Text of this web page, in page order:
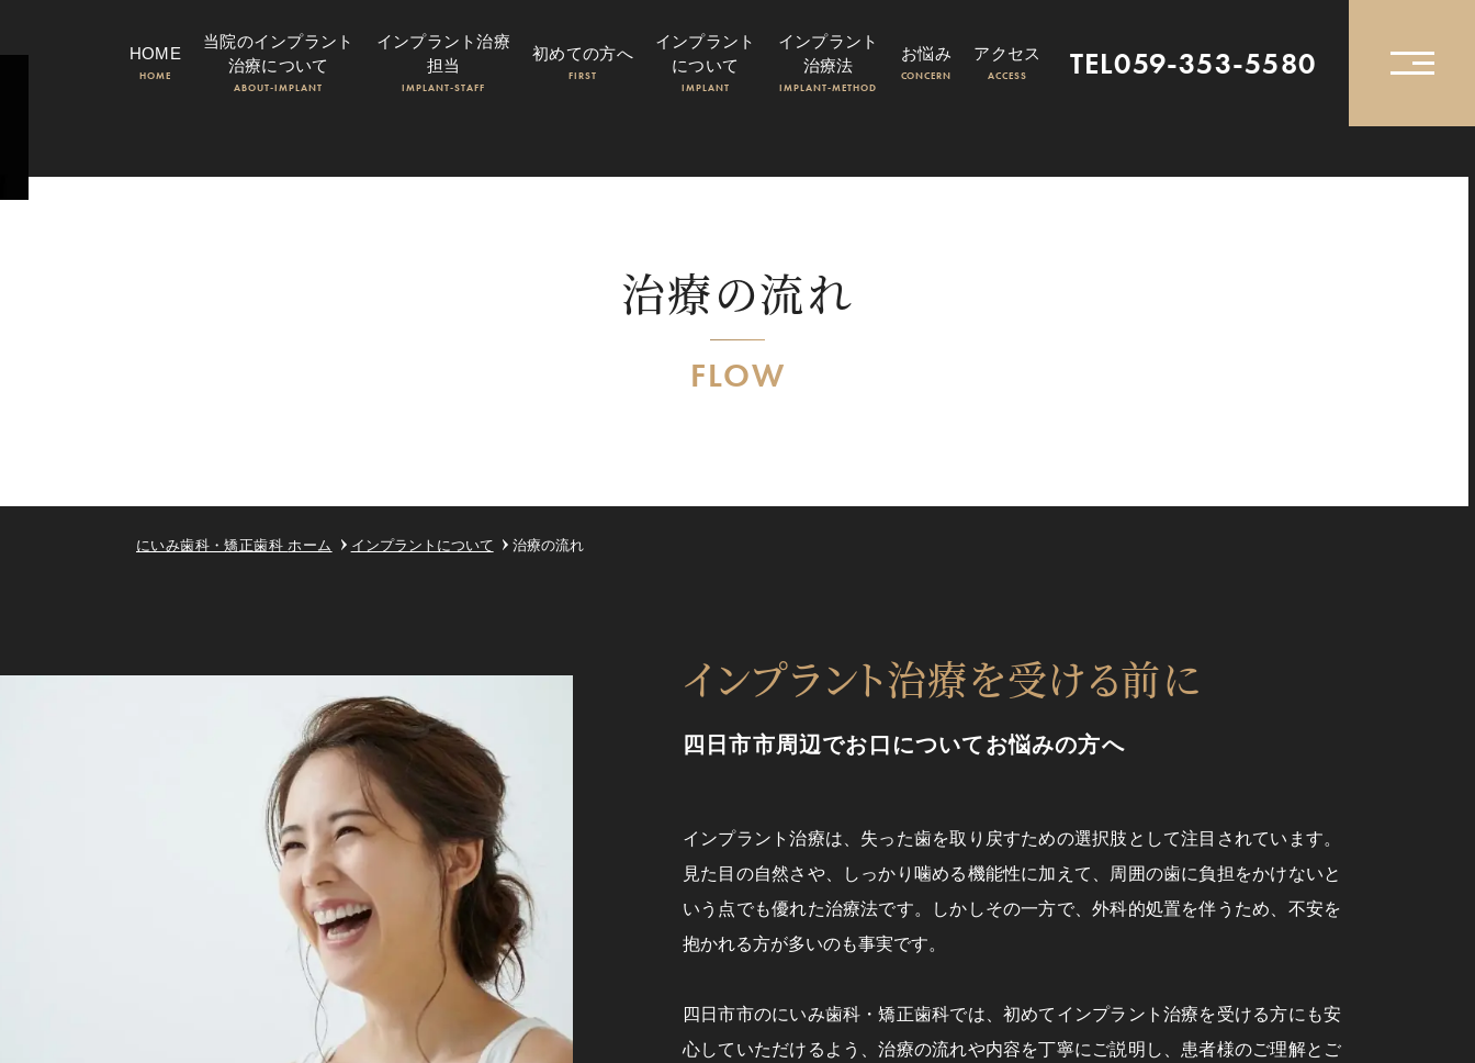
HOME
HOME
当院のインプラント
治療について
ABOUT-IMPLANT
インプラント治療
担当
IMPLANT-STAFF
初めての方へ
FIRST
インプラント
について
IMPLANT
インプラント
治療法
IMPLANT-METHOD
お悩み
CONCERN
アクセス
ACCESS TEL059-353-5580
治療の流れ
FLOW
にいみ歯科・矯正歯科ホーム インプラントについて 治療の流れ
インプラント治療を受ける前に
四日市市周辺でお口についてお悩みの方へ
インプラント治療は、失った歯を取り戻すための選択肢として注目されています。
見た目の自然さや、しっかり噛める機能性に加えて、周囲の歯に負担をかけないと
いう点でも優れた治療法です。しかしその一方で、外科的処置を伴うため、不安を
抱かれる方が多いのも事実です。
四日市市のにいみ歯科・矯正歯科では、初めてインプラント治療を受ける方にも安
心していただけるよう、治療の流れや内容を丁寧にご説明し、患者様のご理解とご